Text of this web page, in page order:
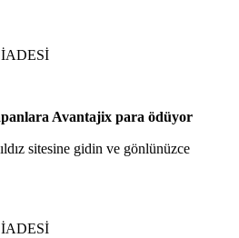
Avantajix para ödüyor
sitesine gidin ve gönlünüzce